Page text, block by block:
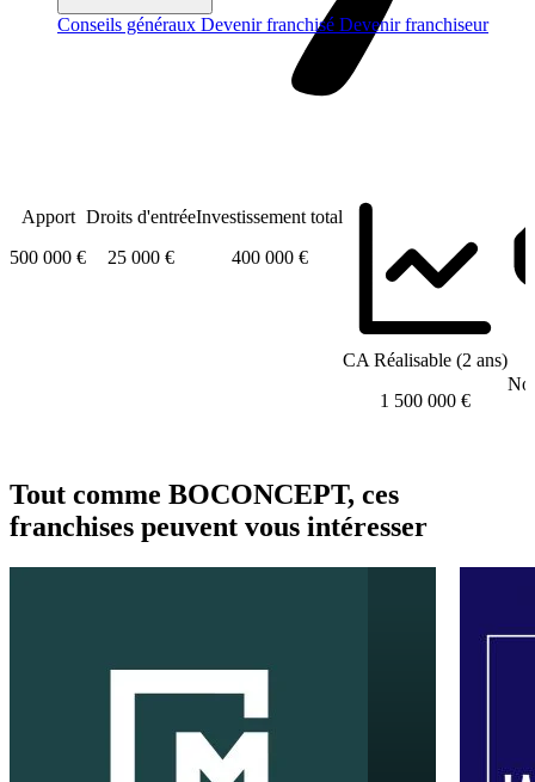
Conseils généraux Devenir franchisé Devenir franchiseur
Apport
500 000 €
Droits d'entrée
25 000 €
Investissement total
400 000 €
CA Réalisable (2 ans)
1 500 000 €
Tout comme BOCONCEPT, ces
franchises peuvent vous intéresser